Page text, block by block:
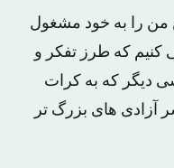
من را به خود مشغول
کنیم که طرز تفکر و
دیگر که به کرات
آزادی های بزرگ تر